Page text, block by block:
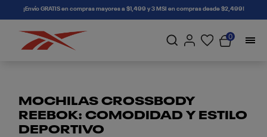
connectif¡Envío GRATIS en compras mayores a $1,499 y 3 MSI en compras desde $2,499!
0
MOCHILAS CROSSBODY
REEBOK: COMODIDAD Y ESTILO
DEPORTIVO